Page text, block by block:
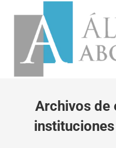
Archivos de